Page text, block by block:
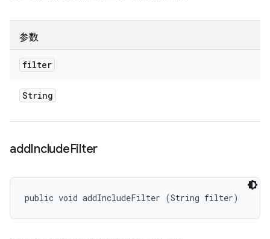
参数
filter
String
addIncludeFilter
public void addIncludeFilter (String filter)